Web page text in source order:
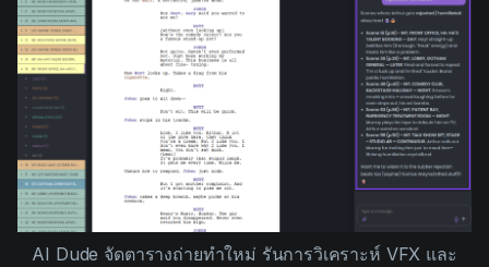
AI Dude จัดตารางถ่ายทำใหม่ รันการวิเคราะห์ VFX และ